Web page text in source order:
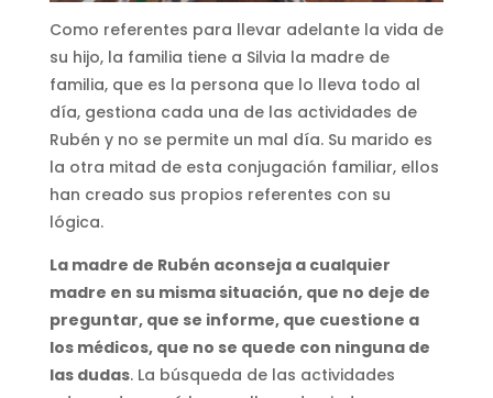
Como referentes para llevar adelante la vida de
su hijo, la familia tiene a Silvia la madre de
familia, que es la persona que lo lleva todo al
día, gestiona cada una de las actividades de
Rubén y no se permite un mal día. Su marido es
la otra mitad de esta conjugación familiar, ellos
han creado sus propios referentes con su
lógica.
La madre de Rubén aconseja a cualquier
madre en su misma situación, que no deje de
preguntar, que se informe, que cuestione a
los médicos, que no se quede con ninguna de
las dudas. La búsqueda de las actividades